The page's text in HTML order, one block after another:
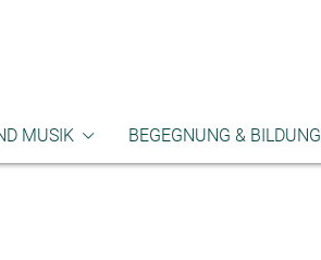
MUSIK BEGEGNUNG & BILDUNG